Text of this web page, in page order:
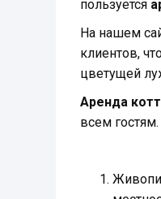
пользуется
На нашем
клиентов,
цветущей
Аренда
всем